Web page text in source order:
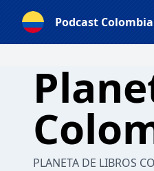
Podcast Colombia
PLANETA DE LIBROS